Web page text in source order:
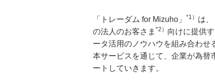
「トレーダム for Mizuho」 *1） は
の法人のお客さま *2） 向けに提供
ータ活用のノウハウを組み合わせ
本サービスを通じて、企業が為替
ートしていきます。